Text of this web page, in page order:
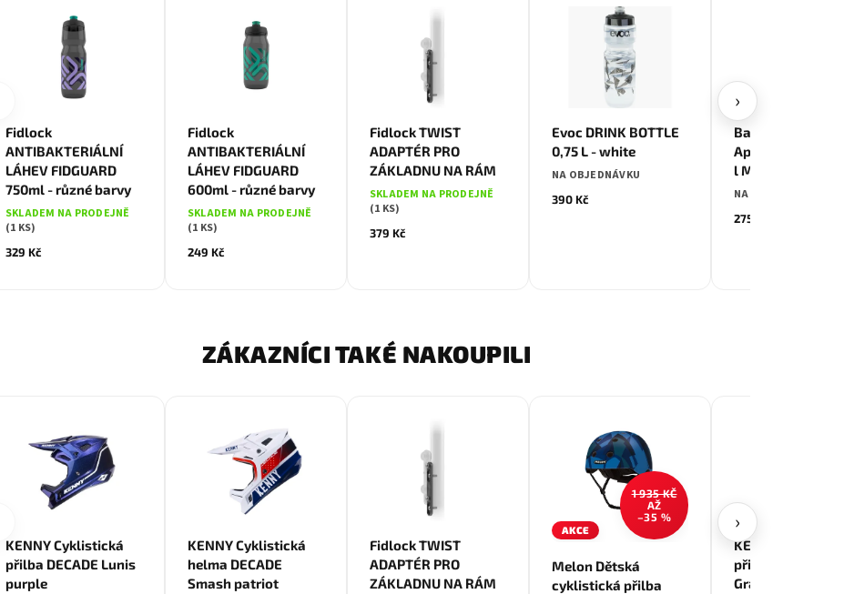
Fidlock
ANTIBAKTERIÁLNÍ
LÁHEV FIDGUARD
750ml - různé barvy
SKLADEM NA PRODEJNĚ
(1 KS)
329 Kč
Zelená
Černá Šedá
Oranžová
Fidlock
ANTIBAKTERIÁLNÍ
LÁHEV FIDGUARD
600ml - různé barvy
SKLADEM NA PRODEJNĚ
(1 KS)
249 Kč
Zelená
Černá Šedá
Oranžnová
Fidlock TWIST
ADAPTÉR PRO
ZÁKLADNU NA RÁM
SKLADEM NA PRODEJNĚ
(1 KS)
379 Kč
Evoc DRINK BOTTLE
0,75 L - white
NA OBJEDNÁVKU
390 Kč
Barel na vodu
Applied
l Matt Black
NA OBJEDNÁVKU
275 Kč
›
ZÁKAZNÍCI TAKÉ NAKOUPILI
KENNY Cyklistická
přilba DECADE Lunis
purple
KENNY Cyklistická
helma DECADE
Smash patriot
Fidlock TWIST
ADAPTÉR PRO
ZÁKLADNU NA RÁM
AKCE
1 935 KČ
AŽ
–35 %
Melon Dětská
cyklistická přilba
KENNY
přilba RAFALE
Gradient S, Bílá
›